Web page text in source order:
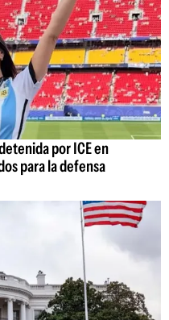
por ICE en
para la defensa